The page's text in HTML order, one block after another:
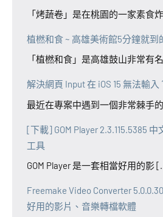
「烤蔬卷」是在桃園的一家素食
植橪和食 ~ 高雄美術館5分鐘就到
「植橪和食」是高雄鼓山非常有
解決網頁 Input 在 iOS 15 無法輸入
最近在專案中遇到一個非常棘手
[下載] GOM Player 2.3.115.5385
工具
GOM Player 是一套相當好用的影
Freemake Video Converter
好用的影片、音樂轉檔軟體